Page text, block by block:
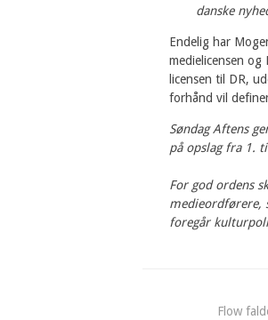
danske
Endelig har
medielicensen
licensen til DR,
forhånd vil
Søndag Aftens
på opslag fra 1.
For god ordens
medieordførere,
foregår
Flow